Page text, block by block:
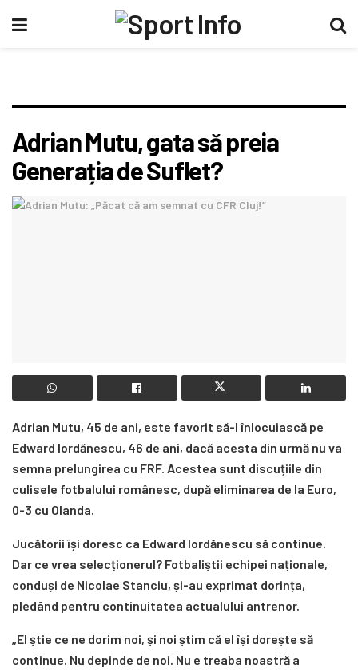
Adrian Mutu, gata să preia
Generația de Suflet?
Adrian Mutu, 45 de ani, este favorit să-l înlocuiască pe
Edward Iordănescu, 46 de ani, dacă acesta din urmă nu va
semna prelungirea cu FRF. Acestea sunt discuțiile din
culisele fotbalului românesc, după eliminarea de la Euro,
0-3 cu Olanda.
Jucătorii își doresc ca Edward Iordănescu să continue.
Dar ce vrea selecționerul? Fotbaliștii echipei naționale,
conduși de Nicolae Stanciu, și-au exprimat dorința,
pledând pentru continuitatea actualului antrenor.
„El știe ce ne dorim noi, și noi știm că el își dorește să
continue. Nu depinde de noi. Nu e treaba noastră a